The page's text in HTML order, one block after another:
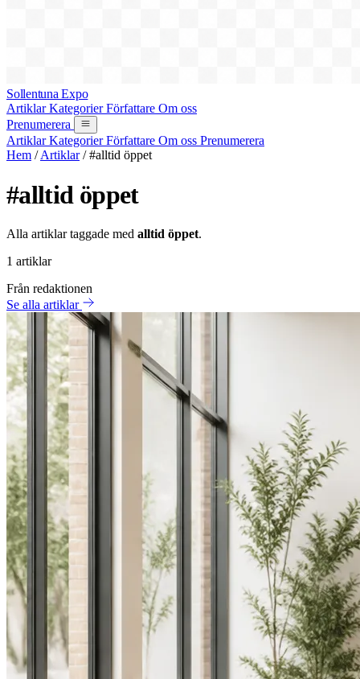
Sollentuna Expo
ArtiklarKategorierFörfattare Om oss
Prenumerera
ArtiklarKategorierFörfattare Om oss Prenumerera
Hem / Artiklar / #alltid öppet
#alltid öppet
Alla artiklar taggade med alltid öppet.
1 artiklar
Från redaktionen
Se alla artiklar